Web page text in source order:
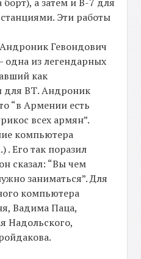
Эти работы
Гевондович
из легендарных
как
для ВТ. Андроник
“в Армении есть
всех армян”.
компьютера
. Его так поразил
сказал: “Вы чем
заниматься”. Для
компьютера
Вадима Паца,
Надольского,